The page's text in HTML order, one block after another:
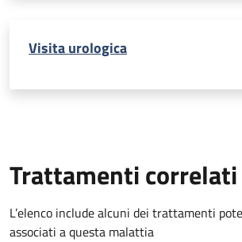
Visita urologica
Trattamenti correlati
L’elenco include alcuni dei trattamenti
associati a questa malattia